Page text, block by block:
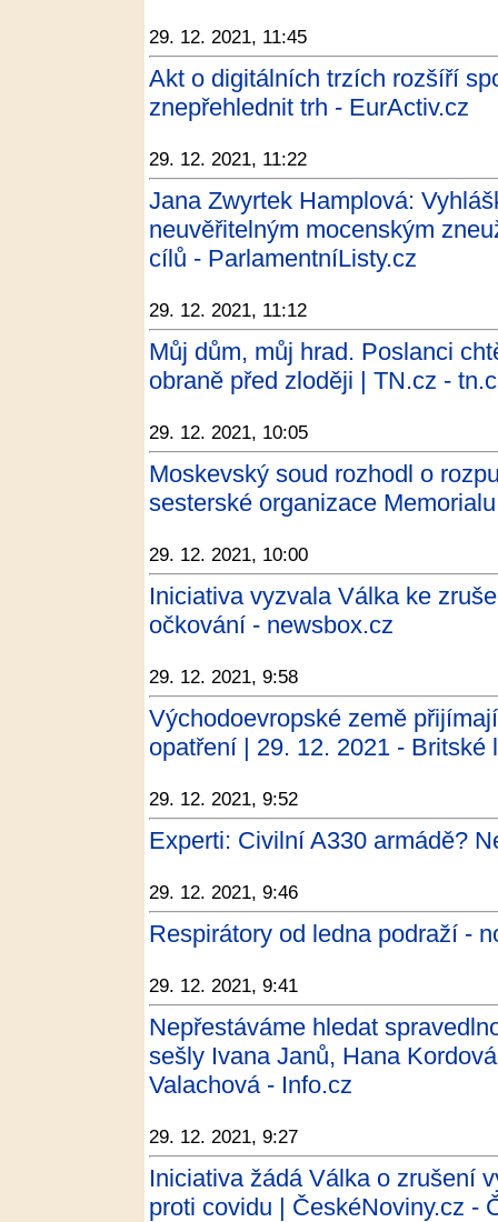
29. 12. 2021, 11:45
Akt o digitálních trzích rozšíří
znepřehlednit trh - EurActiv.cz
29. 12. 2021, 11:22
Jana Zwyrtek Hamplová:
neuvěřitelným mocenským
cílů - ParlamentníListy.cz
29. 12. 2021, 11:12
Můj dům, můj hrad. Poslanci
obraně před zloději | TN.cz -
29. 12. 2021, 10:05
Moskevský soud rozhodl o
sesterské organizace
29. 12. 2021, 10:00
Iniciativa vyzvala Válka ke
očkování - newsbox.cz
29. 12. 2021, 9:58
Východoevropské země
opatření | 29. 12. 2021 - Britské
29. 12. 2021, 9:52
Experti: Civilní A330 armádě?
29. 12. 2021, 9:46
Respirátory od ledna podraží -
29. 12. 2021, 9:41
Nepřestáváme hledat
sešly Ivana Janů, Hana
Valachová - Info.cz
29. 12. 2021, 9:27
Iniciativa žádá Válka o zrušení
proti covidu | ČeskéNoviny.cz -